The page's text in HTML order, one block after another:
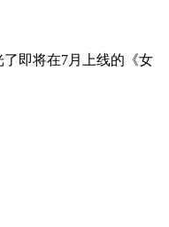
即将在7月上线的《女